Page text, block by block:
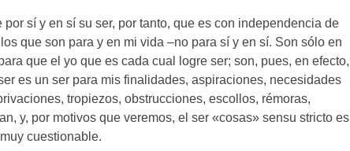
sí y en sí su ser, por tanto, que es con independencia de
que son para y en mi vida –no para sí y en sí. Son sólo en
que el yo que es cada cual logre ser; son, pues, en efecto,
es un ser para mis finalidades, aspiraciones, necesidades
tropiezos, obstrucciones, escollos, rémoras,
y, por motivos que veremos, el ser «cosas» sensu stricto es
cuestionable.